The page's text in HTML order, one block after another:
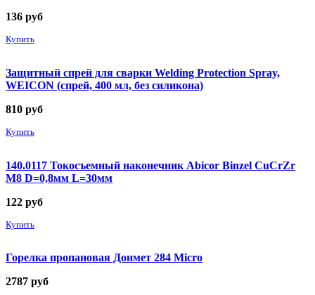
136 руб
Купить
Защитный спрей для сварки Welding Protection Spray,
WEICON (спрей, 400 мл, без силикона)
810 руб
Купить
140.0117 Токосъемный наконечник Abicor Binzel CuCrZr
М8 D=0,8мм L=30мм
122 руб
Купить
Горелка пропановая Донмет 284 Micro
2787 руб